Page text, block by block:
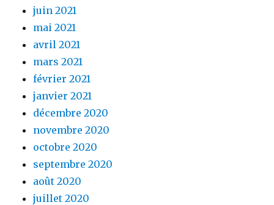
juin 2021
mai 2021
avril 2021
mars 2021
février 2021
janvier 2021
décembre 2020
novembre 2020
octobre 2020
septembre 2020
août 2020
juillet 2020